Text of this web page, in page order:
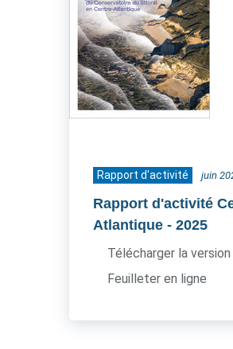
Rapport d'activité juin
Rapport d'activité
Atlantique - 2025
Télécharger la
Feuilleter en ligne